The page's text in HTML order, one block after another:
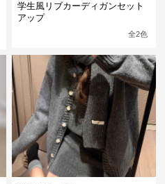
学生風リブカーディガンセット
アップ
全2色